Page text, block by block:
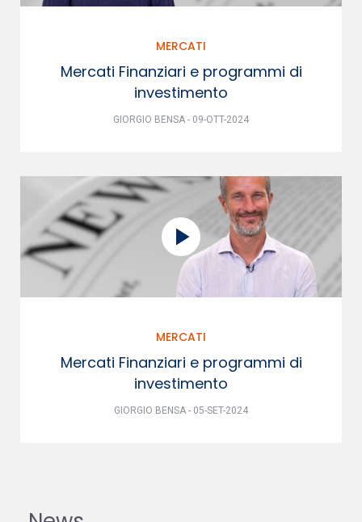
MERCATI
Mercati Finanziari e programmi di
investimento
GIORGIO BENSA - 09-OTT-2024
MERCATI
Mercati Finanziari e programmi di
investimento
GIORGIO BENSA - 05-SET-2024